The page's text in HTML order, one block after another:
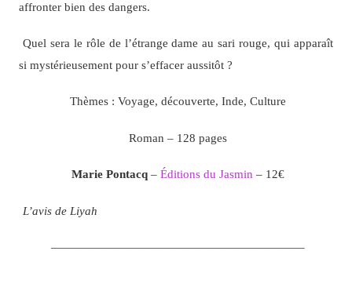
affronter bien des dangers.
Quel sera le rôle de l’étrange dame au sari rouge, qui apparaît
si mystérieusement pour s’effacer aussitôt ?
Thèmes : Voyage, découverte, Inde, Culture
Roman – 128 pages
Marie Pontacq – Éditions du Jasmin – 12€
L’avis de Liyah
—————————————————————–